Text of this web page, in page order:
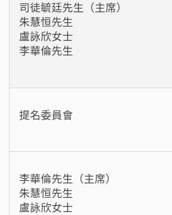
司徒毓廷先生（主席）
朱慧恒先生
盧詠欣女士
李華倫先生
提名委員會
李華倫先生（主席）
朱慧恒先生
盧詠欣女士